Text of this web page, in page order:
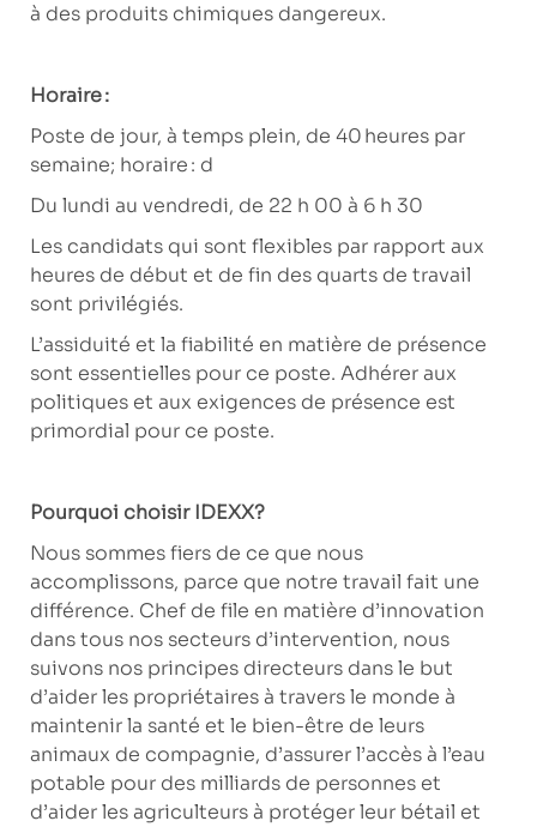
à des produits chimiques dangereux.
Horaire :
Poste de jour, à temps plein, de 40 heures par
semaine; horaire : d
Du lundi au vendredi, de 22 h 00 à 6 h 30
Les candidats qui sont flexibles par rapport aux
heures de début et de fin des quarts de travail
sont privilégiés.
L’assiduité et la fiabilité en matière de présence
sont essentielles pour ce poste. Adhérer aux
politiques et aux exigences de présence est
primordial pour ce poste.
Pourquoi choisir IDEXX?
Nous sommes fiers de ce que nous
accomplissons, parce que notre travail fait une
différence. Chef de file en matière d’innovation
dans tous nos secteurs d’intervention, nous
suivons nos principes directeurs dans le but
d’aider les propriétaires à travers le monde à
maintenir la santé et le bien-être de leurs
animaux de compagnie, d’assurer l’accès à l’eau
potable pour des milliards de personnes et
d’aider les agriculteurs à protéger leur bétail et